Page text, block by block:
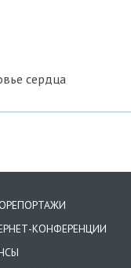
сердца
КОНФЕРЕНЦИИ